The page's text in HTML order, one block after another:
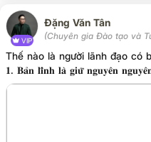
VIP
Đặng Văn Tân
(Chuyên gia Đào tạo và
Thế nào là người lãnh đạo có
𝟏. 𝐁𝐚̉𝐧 𝐥𝐢̃𝐧𝐡 𝐥𝐚̀ 𝐠𝐢𝐮̛̃ 𝐧𝐠𝐮𝐲𝐞̂𝐧